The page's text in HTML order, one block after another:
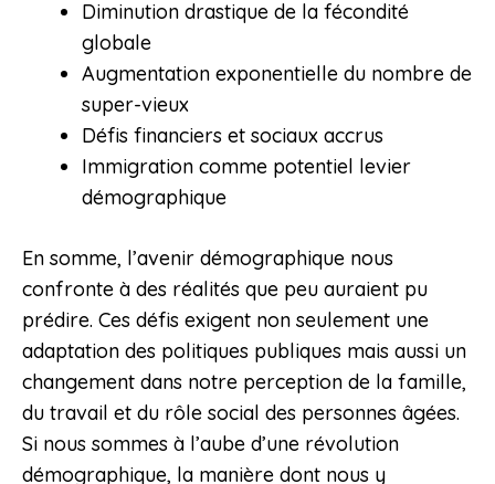
Diminution drastique de la fécondité
globale
Augmentation exponentielle du nombre de
super-vieux
Défis financiers et sociaux accrus
Immigration comme potentiel levier
démographique
En somme, l’avenir démographique nous
confronte à des réalités que peu auraient pu
prédire. Ces défis exigent non seulement une
adaptation des politiques publiques mais aussi un
changement dans notre perception de la famille,
du travail et du rôle social des personnes âgées.
Si nous sommes à l’aube d’une révolution
démographique, la manière dont nous y